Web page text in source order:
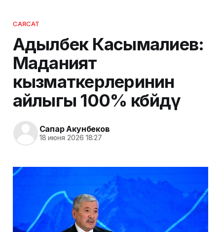
САЯСАТ
Адылбек Касымалиев:
Маданият
кызматкерлеринин
айлыгы 100% көбөйдү
Сапар Акунбеков
18 июня 2026 18:27